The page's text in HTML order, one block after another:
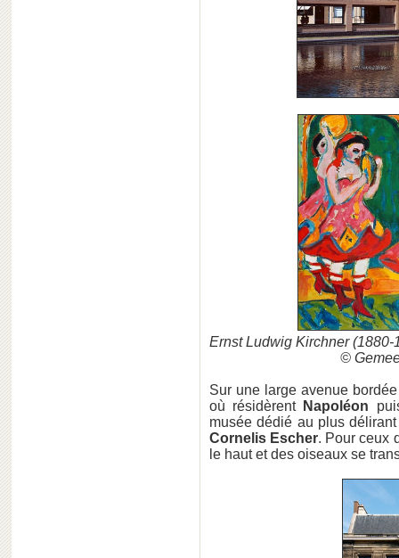
Ernst Ludwig Kirchner
©
Sur une large avenue
où résidèrent Napoléon
musée dédié au plus
Cornelis Escher. Pour ceux
le haut et des oiseaux se